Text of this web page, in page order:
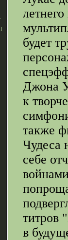
]
будет
Джона
к
также
Чудеса
себе
титров
в